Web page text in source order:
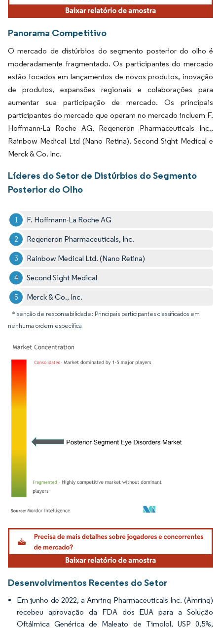
Panorama Competitivo
O mercado de distúrbios do segmento posterior do olho é
moderadamente fragmentado. Os participantes do mercado
estão focados em lançamentos de novos produtos, inovação
de produtos, expansões regionais e colaborações para
aumentar sua participação de mercado. Os principais
participantes do mercado que operam no mercado incluem F.
Hoffmann-La Roche AG, Regeneron Pharmaceuticals Inc.,
Rainbow Medical Ltd (Nano Retina), Second Sight Medical e
Merck & Co. Inc.
Líderes do Setor de Distúrbios do Segmento
Posterior do Olho
F. Hoffmann-La Roche AG
Regeneron Pharmaceuticals, Inc.
Rainbow Medical Ltd. (Nano Retina)
Second Sight Medical
Merck & Co., Inc.
*Isenção de responsabilidade: Principais participantes classificados em
nenhuma ordem específica
Imagem © Mordor Intelligence. O reuso requer atribuição conforme CC BY 4.0.
Desenvolvimentos Recentes do Setor
Em junho de 2022, a Amring Pharmaceuticals Inc. (Amring)
recebeu aprovação da FDA dos EUA para a Solução
Oftálmica Genérica de Maleato de Timolol, USP 0,5%,